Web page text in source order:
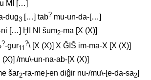
MI […]
dug3 […] tab? mu-un-da-[…]
[…] ḪI NI šum2-ma [X (X)]
?-gur11
?\ [X (X)] X ĜIŠ im-ma-X [X (X)]
(X)] /mu\-un-na-ab-[X (X)]
šar2-ra-me]-en diĝir nu-/mu\-[e-da-sa2]